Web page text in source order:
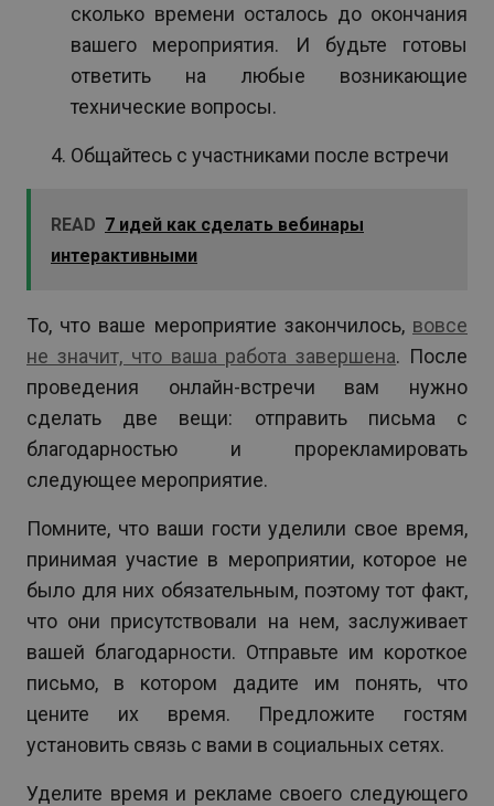
сколько времени осталось до окончания
вашего мероприятия. И будьте готовы
ответить на любые возникающие
технические вопросы.
Общайтесь с участниками после встречи
READ 7 идей как сделать вебинары
интерактивными
То, что ваше мероприятие закончилось, вовсе
не значит, что ваша работа завершена. После
проведения онлайн-встречи вам нужно
сделать две вещи: отправить письма с
благодарностью и прорекламировать
следующее мероприятие.
Помните, что ваши гости уделили свое время,
принимая участие в мероприятии, которое не
было для них обязательным, поэтому тот факт,
что они присутствовали на нем, заслуживает
вашей благодарности. Отправьте им короткое
письмо, в котором дадите им понять, что
цените их время. Предложите гостям
установить связь с вами в социальных сетях.
Уделите время и рекламе своего следующего